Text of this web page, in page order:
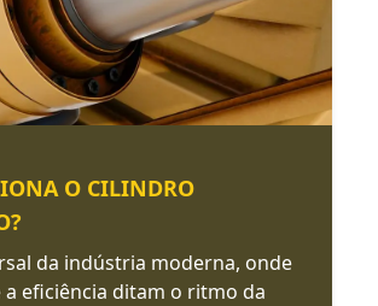
O CILINDRO
da indústria moderna, onde
a eficiência ditam o ritmo da